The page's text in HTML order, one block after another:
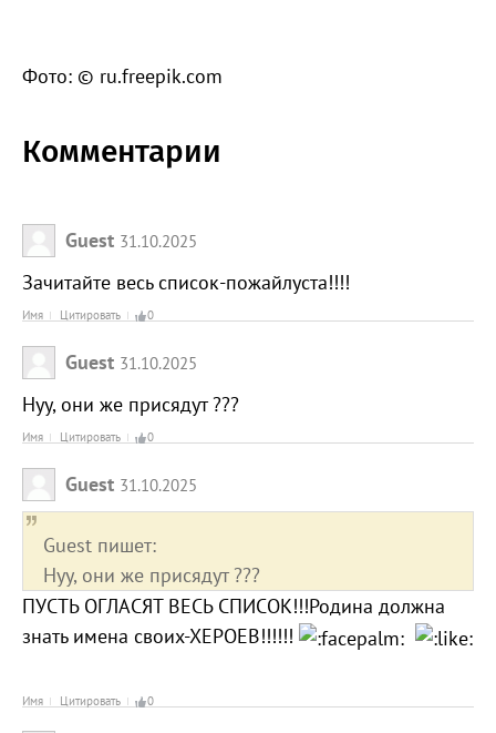
Фото: © ru.freepik.com
Комментарии
Guest 31.10.2025
Зачитайте весь список-пожайлуста!!!!
Имя Цитировать 0
Guest 31.10.2025
Нуу, они же присядут ???
Имя Цитировать 0
Guest 31.10.2025
Guest пишет:
Нуу, они же присядут ???
ПУСТЬ ОГЛАСЯТ ВЕСЬ СПИСОК!!!Родина должна
знать имена своих-ХЕРОЕВ!!!!!!
Имя Цитировать 0